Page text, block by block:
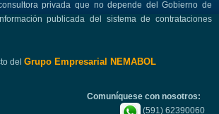
privada que no depende del Gobierno de
publicada del sistema de contrataciones
del Grupo Empresarial NEMABOL
Comuníquese con nosotros:
(591) 62390060